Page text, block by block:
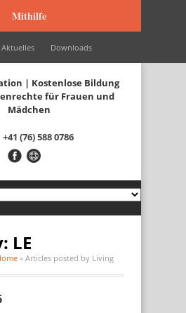
Mithilfe
Aktuelles Downloads
durch… Kontakt Italiano
English
+41 (76) 588 0786
LE
» Articles posted by Living